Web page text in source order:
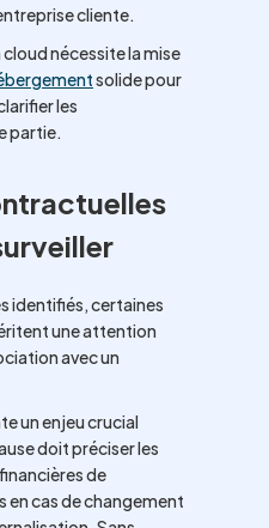
cliente.
nécessite la mise
solide pour
les
partie.
identifiés, certaines
une attention
avec un
un enjeu crucial
doit préciser les
de
en cas de changement